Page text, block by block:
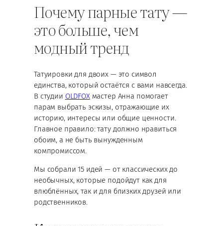
Почему парные тату —
это больше, чем
модный тренд
Татуировки для двоих — это символ
единства, который остаётся с вами навсегда.
В студии OLDFOXмастер Анна помогает
парам выбрать эскизы, отражающие их
историю, интересы или общие ценности.
Главное правило: тату должно нравиться
обоим, а не быть вынужденным
компромиссом.
Мы собрали 15 идей — от классических до
необычных, которые подойдут как для
влюблённых, так и для близких друзей или
родственников.